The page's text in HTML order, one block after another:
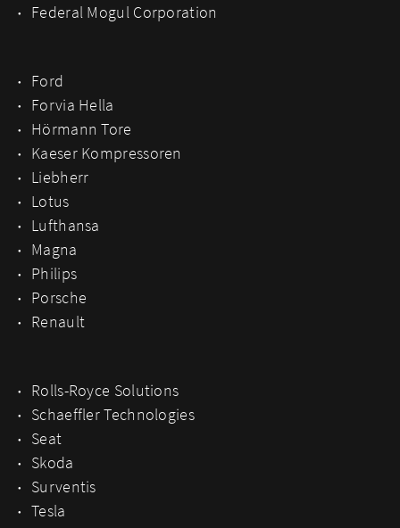
Federal Mogul Corporation
Ford
Forvia Hella
Hörmann Tore
Kaeser Kompressoren
Liebherr
Lotus
Lufthansa
Magna
Philips
Porsche
Renault
Rolls-Royce Solutions
Schaeffler Technologies
Seat
Skoda
Surventis
Tesla